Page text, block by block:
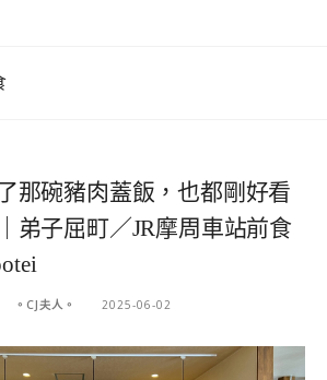
那碗豬肉蓋飯，也都剛好看
弟子屈町／JR摩周車站前食
。CJ夫人。 2025-06-02